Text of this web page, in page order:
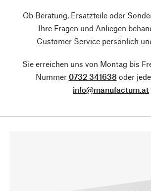
Ob Beratung, Ersatzteile oder
Ihre Fragen und Anliegen
Customer Service persönlich
Sie erreichen uns von Montag bis
Nummer 0732 341638 oder
info@manufactum.at